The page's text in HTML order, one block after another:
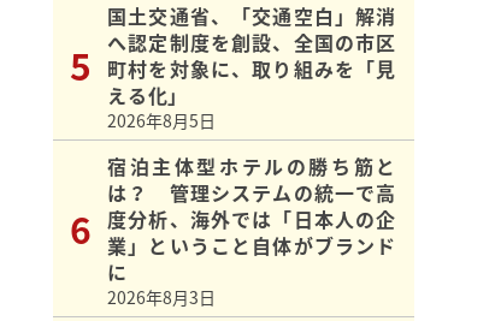
国土交通省、「交通空白」解消
へ認定制度を創設、全国の市区
町村を対象に、取り組みを「見
える化」
2026年8月5日
宿泊主体型ホテルの勝ち筋と
は？ 管理システムの統一で高
度分析、海外では「日本人の企
業」ということ自体がブランド
に
2026年8月3日